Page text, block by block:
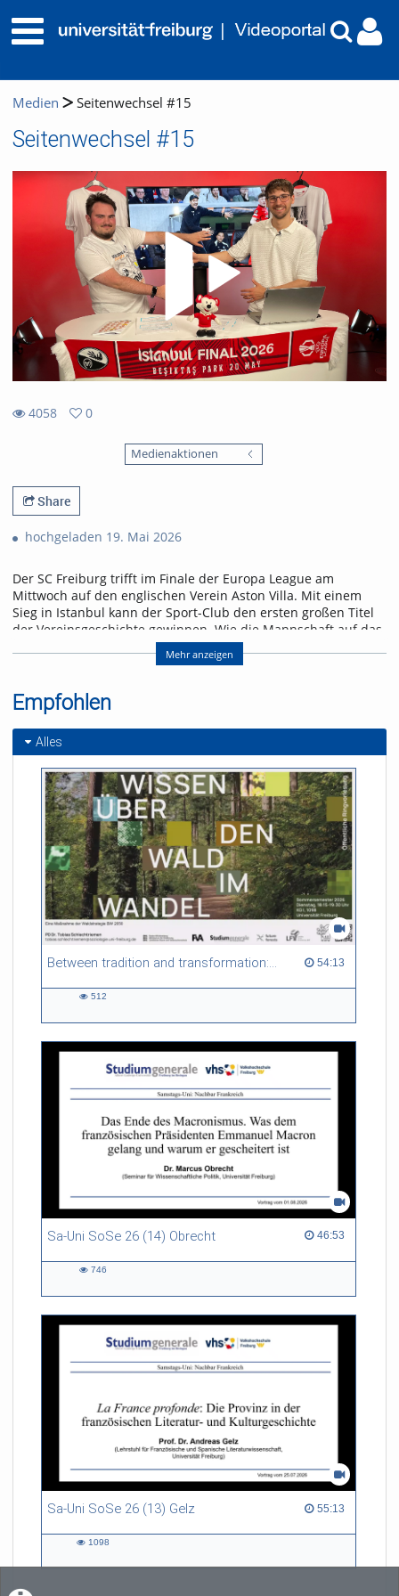
Medien Seitenwechsel #15
Seitenwechsel #15
4058
0
Medienaktionen
Share
hochgeladen 19. Mai 2026
Der SC Freiburg trifft im Finale der Europa League am
Mittwoch auf den englischen Verein Aston Villa. Mit einem
Sieg in Istanbul kann der Sport-Club den ersten großen Titel
der Vereinsgeschichte gewinnen. Wie die Mannschaft auf das
Spiel blickt und was für ein Gegner auf sie zukommt, erfahrt
ihr in der neuen Folge „Seitenwechsel“.
Referent/in:
Andreas Nagel
Mehr anzeigen
Empfohlen
Alles
Between tradition and transformation: how owners, advisers and institutions co-create knowledge for resilient forests in Europe 54:13
54:13 duration
512
Sa-Uni SoSe 26 (14) Obrecht 46:53
46:53 duration
746
Sa-Uni SoSe 26 (13) Gelz 55:13
55:13 duration
1098